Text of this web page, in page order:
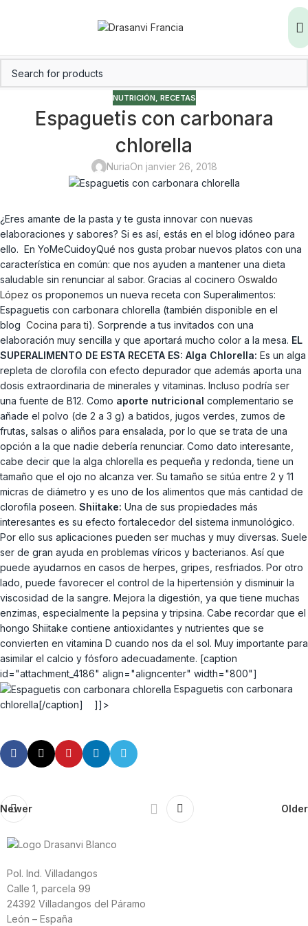
NUTRICIÓN, RECETAS
Espaguetis con carbonara
chlorella
NuriaOn janvier 26, 2018
¿Eres amante de la pasta y te gusta innovar con nuevas
elaboraciones y sabores? Si es así, estás en el blog idóneo para
ello. En YoMeCuidoyQué nos gusta probar nuevos platos con una
característica en común: que nos ayuden a mantener una dieta
saludable sin renunciar al sabor. Gracias al cocinero Oswaldo
López os proponemos un nueva receta con Superalimentos:
Espaguetis con carbonara chlorella (también disponible en el
blog Cocina para ti). Sorprende a tus invitados con una
elaboración muy sencilla y que aportará mucho color a la mesa. EL
SUPERALIMENTO DE ESTA RECETA ES: Alga Chlorella: Es un alga
repleta de clorofila con efecto depurador que además aporta una
dosis extraordinaria de minerales y vitaminas. Incluso podría ser
una fuente de B12. Como aporte nutricional complementario se
añade el polvo (de 2 a 3 g) a batidos, jugos verdes, zumos de
frutas, salsas o aliños para ensalada, por lo que se trata de una
opción a la que nadie debería renunciar. Como dato interesante,
cabe decir que la alga chlorella es pequeña y redonda, tiene un
tamaño que el ojo no alcanza ver. Su tamaño se sitúa entre 2 y 11
micras de diámetro y es uno de los alimentos que más cantidad de
clorofila poseen. Shiitake: Una de sus propiedades más
interesantes es su efecto fortalecedor del sistema inmunológico.
Por ello sus aplicaciones pueden ser muchas y muy diversas. Suele
ser de gran ayuda en problemas víricos y bacterianos. Así que
puede ayudarnos en casos de herpes, gripes, resfriados. Por otro
lado, puede favorecer el control de la hipertensión y disminuir la
viscosidad de la sangre. Mejora la digestión, ya que tiene muchas
enzimas, especialmente la pepsina y tripsina. Cabe recordar que el
hongo Shiitake contiene antioxidantes y nutrientes que se
convierten en vitamina D cuando nos da el sol. Muy importante para
asimilar el calcio y fósforo adecuadamente. [caption
id="attachment_4186" align="aligncenter" width="800"]
Espaguetis con carbonara
chlorella[/caption] ]]>
Newer Older
Pol. Ind. Villadangos
Calle 1, parcela 99
24392 Villadangos del Páramo
León – España